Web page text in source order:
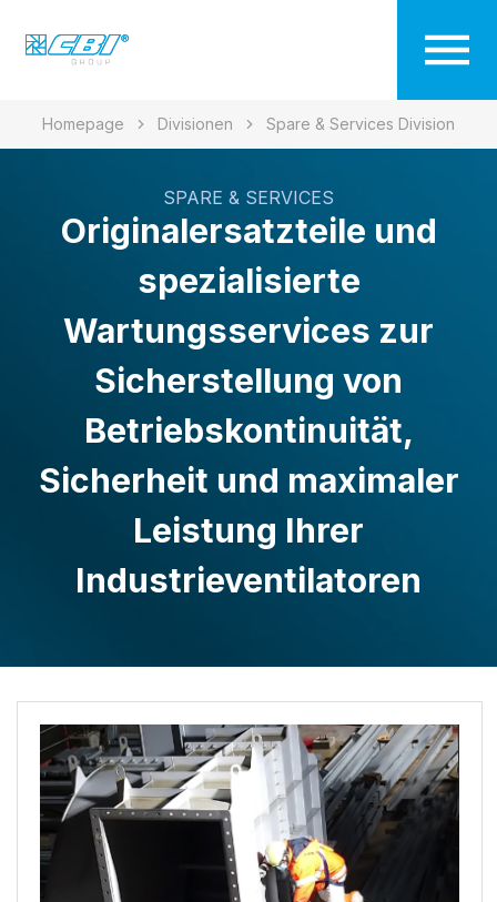
Homepage Divisionen Spare & Services Division
SPARE & SERVICES
Originalersatzteile und
spezialisierte
Wartungsservices zur
Sicherstellung von
Betriebskontinuität,
Sicherheit und maximaler
Leistung Ihrer
Industrieventilatoren